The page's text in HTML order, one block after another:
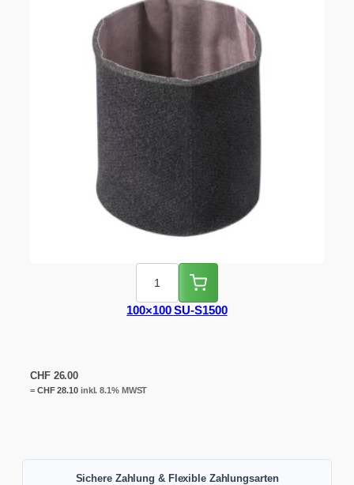
100×100 SU-S1500
CHF26.00
= CHF28.10inkl. 8.1% MWST
Sichere Zahlung & Flexible Zahlungsarten